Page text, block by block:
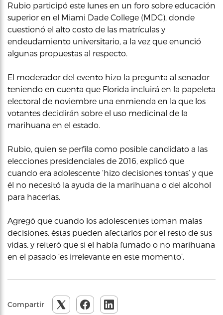
Rubio participó este lunes en un foro sobre educación
superior en el Miami Dade College (MDC), donde
cuestionó el alto costo de las matrículas y
endeudamiento universitario, a la vez que enunció
algunas propuestas al respecto.
El moderador del evento hizo la pregunta al senador
teniendo en cuenta que Florida incluirá en la papeleta
electoral de noviembre una enmienda en la que los
votantes decidirán sobre el uso medicinal de la
marihuana en el estado.
Rubio, quien se perfila como posible candidato a las
elecciones presidenciales de 2016, explicó que
cuando era adolescente ‘hizo decisiones tontas’ y que
él no necesitó la ayuda de la marihuana o del alcohol
para hacerlas.
Agregó que cuando los adolescentes toman malas
decisiones, éstas pueden afectarlos por el resto de sus
vidas, y reiteró que si el había fumado o no marihuana
en el pasado ‘es irrelevante en este momento’.
Compartir